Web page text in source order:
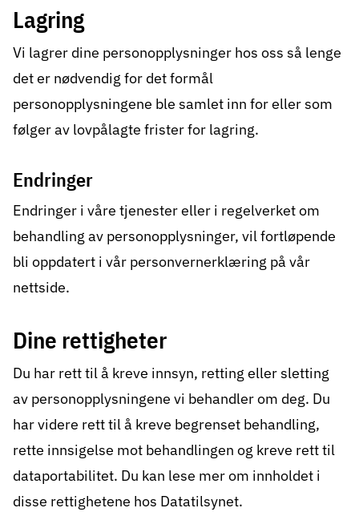
Lagring
Vi lagrer dine personopplysninger hos oss så lenge
det er nødvendig for det formål
personopplysningene ble samlet inn for eller som
følger av lovpålagte frister for lagring.
Endringer
Endringer i våre tjenester eller i regelverket om
behandling av personopplysninger, vil fortløpende
bli oppdatert i vår personvernerklæring på vår
nettside.
Dine rettigheter
Du har rett til å kreve innsyn, retting eller sletting
av personopplysningene vi behandler om deg. Du
har videre rett til å kreve begrenset behandling,
rette innsigelse mot behandlingen og kreve rett til
dataportabilitet. Du kan lese mer om innholdet i
disse rettighetene hos Datatilsynet.